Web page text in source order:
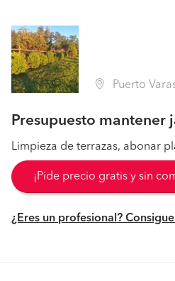
Puerto Varas (Región
Presupuesto mantener
Limpieza de terrazas, abonar
¡Pide precio gratis y sin
¿Eres un profesional?